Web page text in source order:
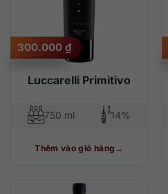
Luccarelli Primitivo
300.000 ₫
750 ml 14%
Thêm vào giỏ hàng